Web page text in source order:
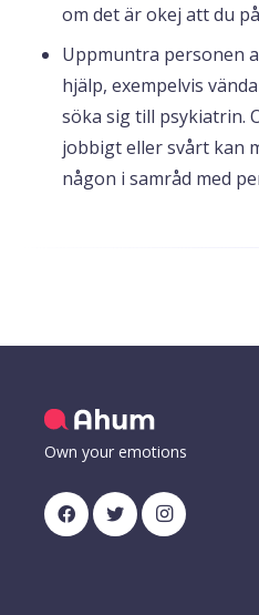
om det är okej att du
Uppmuntra personen
hjälp, exempelvis
söka sig till psykiatrin.
jobbigt eller svårt kan
någon i samråd med
Own your emotions